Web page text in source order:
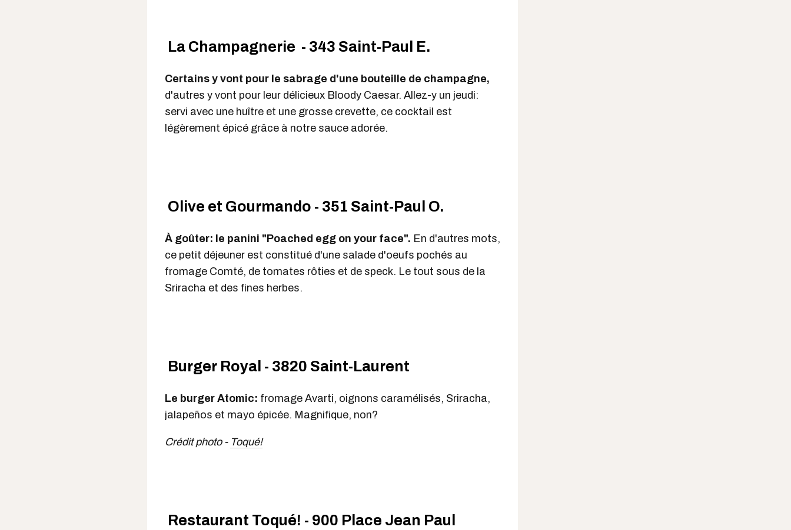
La Champagnerie - 343 Saint-Paul E.
Certains y vont pour le sabrage d'une bouteille de champagne,
d'autres y vont pour leur délicieux Bloody Caesar. Allez-y un jeudi:
servi avec une huître et une grosse crevette, ce cocktail est
légèrement épicé grâce à notre sauce adorée.
Olive et Gourmando - 351 Saint-Paul O.
À goûter: le panini "Poached egg on your face". En d'autres mots,
ce petit déjeuner est constitué d'une salade d'oeufs pochés au
fromage Comté, de tomates rôties et de speck. Le tout sous de la
Sriracha et des fines herbes.
Burger Royal - 3820 Saint-Laurent
Le burger Atomic: fromage Avarti, oignons caramélisés, Sriracha,
jalapeños et mayo épicée. Magnifique, non?
Crédit photo - Toqué!
Restaurant Toqué! - 900 Place Jean Paul